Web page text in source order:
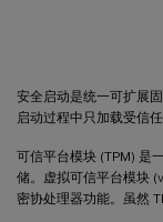
安全启动是统一可扩展
启动过程中只加载受信任
可信平台模块 (TPM) 是
储。虚拟可信平台模块
密协处理器功能。虽然